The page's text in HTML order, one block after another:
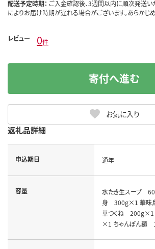
配送予定時期： ご入金確認後、3週間以内に順次発送い
によりお届け時期が遅れる場合がございます。あらかじ
レビュー 0件
お気に入り
寄付へ進む
返礼品詳細
申込期日 通年
容量
水たき生スープ
身 300g×1 華味
華つくね
×1 ちゃんぽん麺